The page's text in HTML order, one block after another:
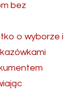
bez
o wyborze i